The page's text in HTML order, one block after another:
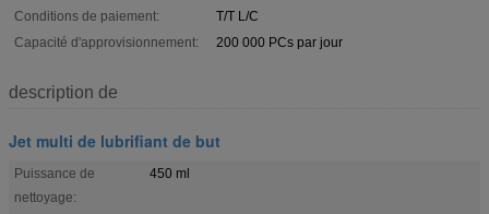
Conditions de paiement:
T/T L/C
Capacité d'approvisionnement:
200 000 PCs par jour
description de
Jet multi de lubrifiant de but
Puissance de
nettoyage:
450 ml